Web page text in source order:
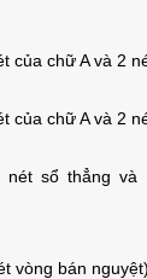
của chữ A và 2
của chữ A và 2
sổ thẳng và
vòng bán nguyệt).